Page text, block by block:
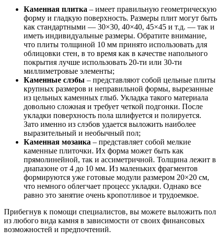
Каменная плитка – имеет правильную геометрическую
форму и гладкую поверхность. Размеры плит могут быть
как стандартными — 30×30, 40×40, 45×45 и т.д. — так и
иметь индивидуальные размеры. Обратите внимание,
что плиты толщиной 10 мм принято использовать для
облицовки стен, в то время как в качестве напольного
покрытия лучше использовать 20-ти или 30-ти
миллиметровые элементы;
Каменные слэбы – представляют собой цельные плиты
крупных размеров и неправильной формы, вырезанные
из цельных каменных глыб. Укладка такого материала
довольно сложная и требует четкой подгонки. После
укладки поверхность пола шлифуется и полируется.
Зато именно из слэбов удается выложить наиболее
выразительный и необычный пол;
Каменная мозаика – представляет собой мелкие
каменные плиточки. Их форма может быть как
прямолинейной, так и ассиметричной. Толщина лежит в
диапазоне от 4 до 10 мм. Из маленьких фрагментов
формируются уже готовые модули размером 20×20 см,
что немного облегчает процесс укладки. Однако все
равно это занятие очень кропотливое и трудоемкое.
Прибегнув к помощи специалистов, вы можете выложить пол
из любого вида камня в зависимости от своих финансовых
возможностей и предпочтений.